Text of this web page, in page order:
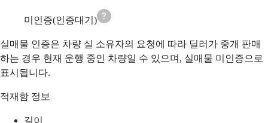
미인증(인증대기)
실매물 인증은 차량 실 소유자의 요청에 따라 딜러가 중개 판매
하는 경우 현재 운행 중인 차량일 수 있으며, 실매물 미인증으로
표시됩니다.
적재함 정보
길이